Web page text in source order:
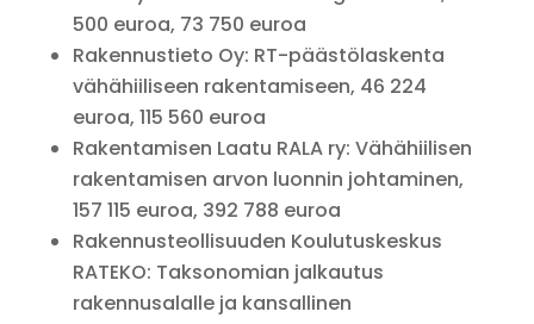
500 euroa, 73 750 euroa
Rakennustieto Oy: RT-päästölaskenta
vähähiiliseen rakentamiseen, 46 224
euroa, 115 560 euroa
Rakentamisen Laatu RALA ry: Vähähiilisen
rakentamisen arvon luonnin johtaminen,
157 115 euroa, 392 788 euroa
Rakennusteollisuuden Koulutuskeskus
RATEKO: Taksonomian jalkautus
rakennusalalle ja kansallinen